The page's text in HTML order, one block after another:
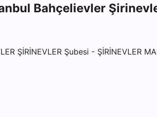
Bahçelievler
ŞİRİNEVLER Şubesi - ŞİRİNEVLER